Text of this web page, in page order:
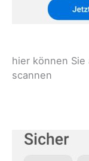
hier können Sie
scannen